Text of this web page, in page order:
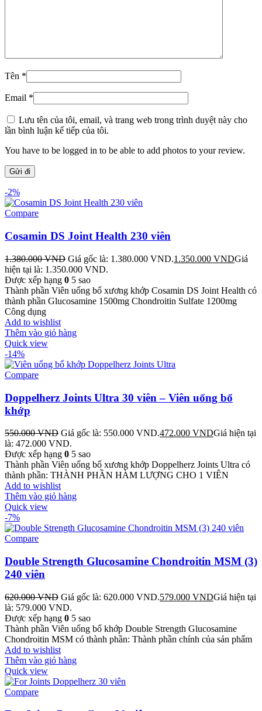
Tên *
Email *
Lưu tên của tôi, email, và trang web trong trình duyệt này cho
lần bình luận kế tiếp của tôi.
You have to be logged in to be able to add photos to your review.
-2%
Compare
Cosamin DS Joint Health 230 viên
1.380.000VND Giá gốc là: 1.380.000 VND.1.350.000 VNDGiá
hiện tại là: 1.350.000 VND.
Được xếp hạng 0 5 sao
Thành phần Viên uống bổ xương khớp Cosamin DS Joint Health có
thành phần Glucosamine 1500mg Chondroitin Sulfate 1200mg
Công dụng
Add to wishlist
Thêm vào giỏ hàng
Quick view
-14%
Compare
Doppelherz Joints Ultra 30 viên – Viên uống bổ
khớp
550.000VND Giá gốc là: 550.000 VND.472.000 VNDGiá hiện tại
là: 472.000 VND.
Được xếp hạng 0 5 sao
Thành phần Viên uống bổ xương khớp Doppelherz Joints Ultra có
thành phần: THÀNH PHẦN HÀM LƯỢNG CHO 1 VIÊN
Add to wishlist
Thêm vào giỏ hàng
Quick view
-7%
Compare
Double Strength Glucosamine Chondroitin MSM (3)
240 viên
620.000VND Giá gốc là: 620.000 VND.579.000 VNDGiá hiện tại
là: 579.000 VND.
Được xếp hạng 0 5 sao
Thành phần Viên uống bổ khớp Double Strength Glucosamine
Chondroitin MSM có thành phần: Thành phần chính của sản phẩm
Add to wishlist
Thêm vào giỏ hàng
Quick view
Compare